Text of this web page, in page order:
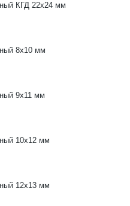
КГД 22х24 мм
8х10 мм
9х11 мм
10х12 мм
12х13 мм